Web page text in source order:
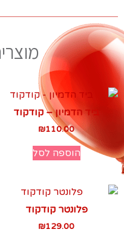
ביד הדמיון – קודקוד
₪110.00
הוספה לסל
פלונטר קודקוד
₪129.00